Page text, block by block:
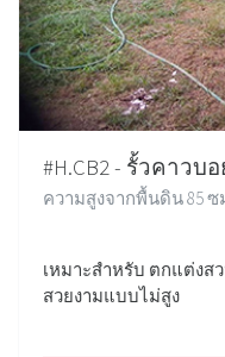
#H.CB2 - รั้วคาวบ
ความสูงจากพื้นดิน 85 ซ
เหมาะสำหรับ ตกแต่งส
สวยงามแบบไม่สูง